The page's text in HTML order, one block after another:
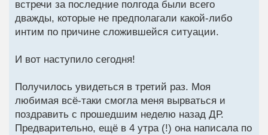
встречи за последние полгода были всего
дважды, которые не предполагали какой-либо
интим по причине сложившейся ситуации.
И вот наступило сегодня!
Получилось увидеться в третий раз. Моя
любимая всё-таки смогла меня вырваться и
поздравить с прошедшим неделю назад ДР.
Предварительно, ещё в 4 утра (!) она написала по